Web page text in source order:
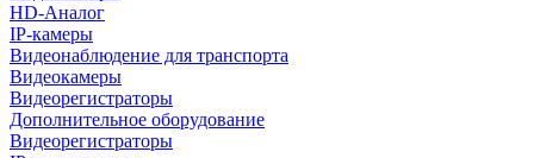
HD-Аналог
IP-камеры
Видеонаблюдение для транспорта
Видеокамеры
Видеорегистраторы
Дополнительное оборудование
Видеорегистраторы